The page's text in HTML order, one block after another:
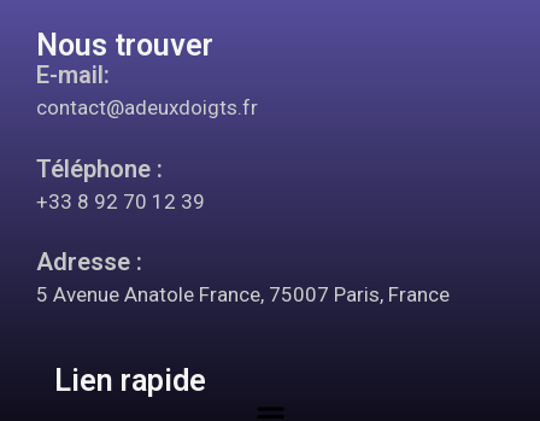
Nous trouver
E-mail:
contact@adeuxdoigts.fr
Téléphone :
+33 8 92 70 12 39
Adresse :
5 Avenue Anatole France, 75007 Paris, France
Lien rapide